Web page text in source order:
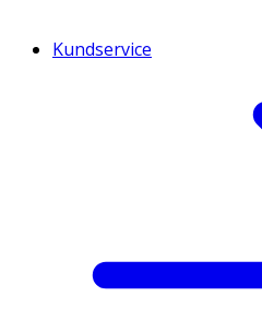
Kundservice